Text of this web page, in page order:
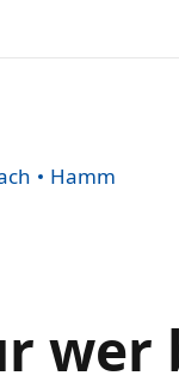
Hamm
wer